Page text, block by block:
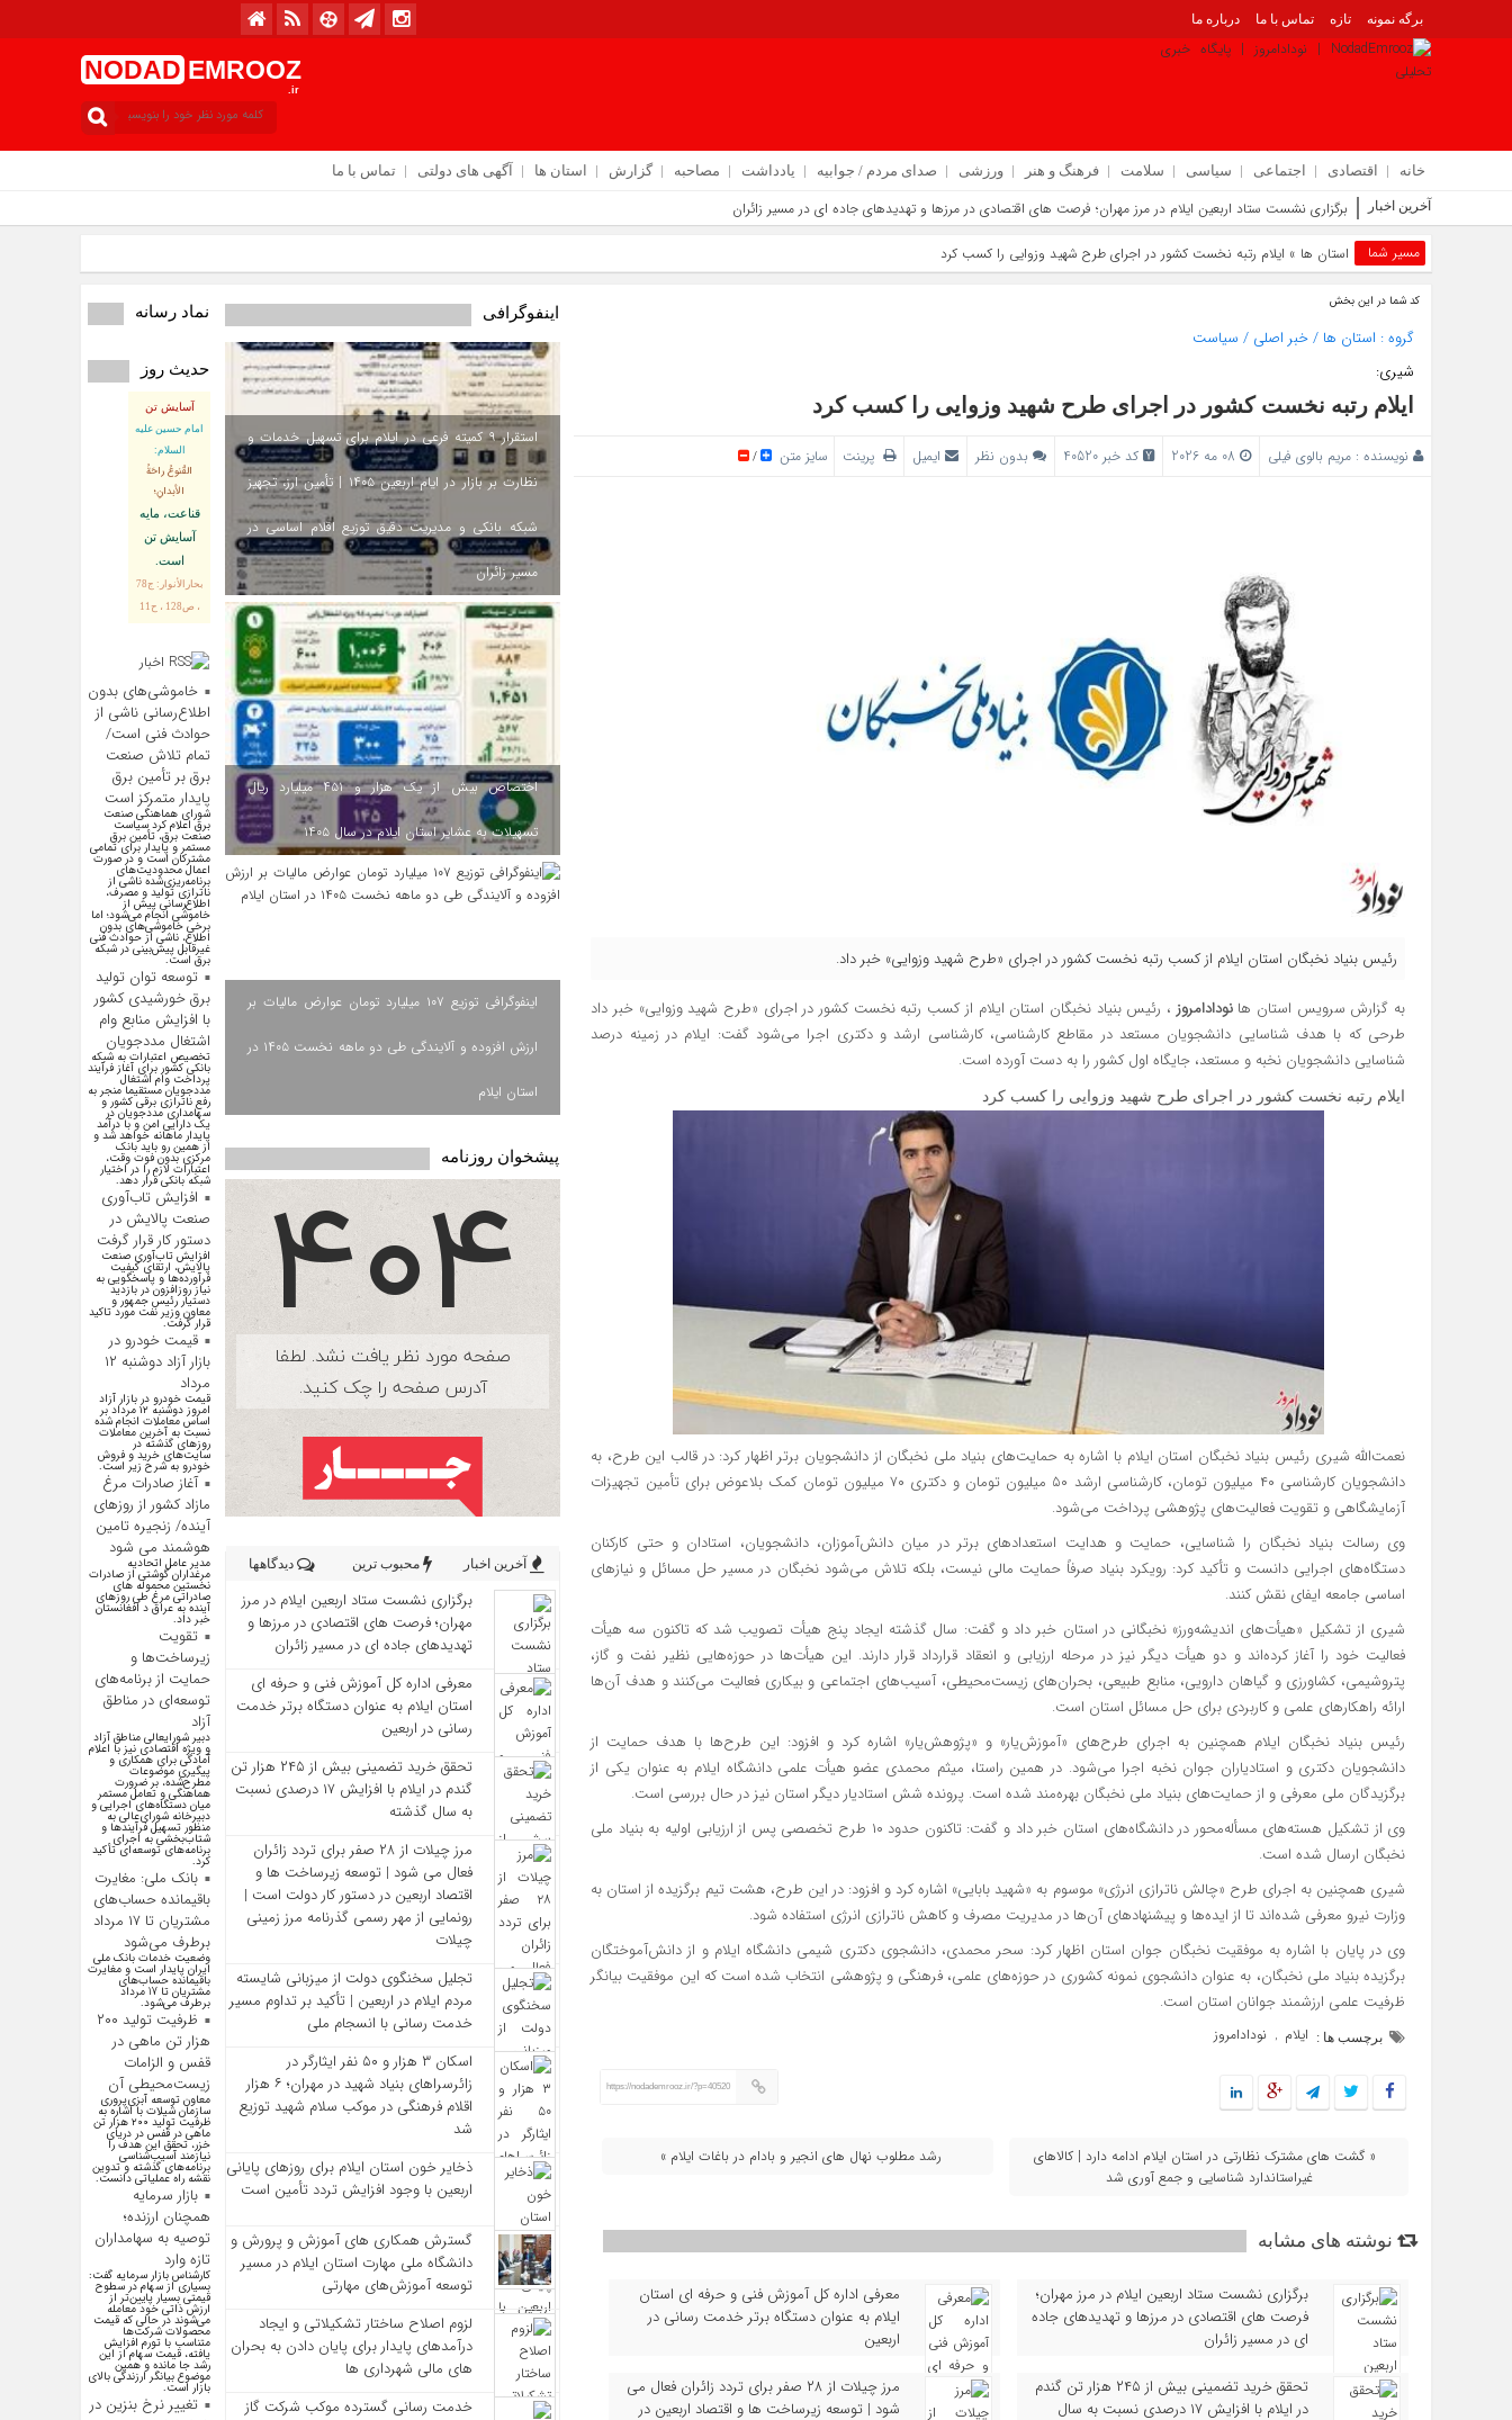
برگه نمونه تازه تماس با ما درباره ما
NODAD EMROOZ
.ir
خانه اقتصادی اجتماعی سیاسی سلامت فرهنگ و هنر ورزشی صدای مردم / جوابیه یادداشت مصاحبه گزارش استان ها آگهی های دولتی تماس با ما
آخرین اخبار
برگزاری نشست ستاد اربعین ایلام در مرز مهران؛ فرصت‌ های اقتصادی در مرزها و تهدیدهای جاده‌ ای در مسیر زائران
معرفی اداره کل آموزش فنی و حرفه‌ ای استان ایلام به‌ عنوان دستگاه برتر خدمت‌ رسانی در اربعین
تحقق خرید تضمینی بیش از ۲۴۵ هزار تن گندم در ایلام با افزایش ۱۷ درصدی نسبت به سال گذشته
مرز چیلات از ۲۸ صفر برای تردد زائران فعال می‌ شود | توسعه زیرساخت‌ ها و اقتصاد اربعین در دستور کار دولت است | رونمایی از مهر رسمی گذرنامه مرز زمینی چیلات
تجلیل سخنگوی دولت از میزبانی شایسته مردم ایلام در اربعین | تأکید بر تداوم مسیر خدمت‌ رسانی با انسجام ملی
اسکان ۳ هزار و ۵۰ نفر ایثارگر در زائرسراهای بنیاد شهید در مهران؛ ۶ هزار اقلام فرهنگی در موکب سلام شهید توزیع شد
ذخایر خون استان ایلام برای روزهای پایانی اربعین با وجود افزایش تردد تأمین است
گسترش همکاری‌ های آموزش و پرورش و دانشگاه ملی مهارت استان ایلام در مسیر توسعه آموزش‌های مهارتی
امروز : دوشنبه / ۱۲ مرداد / ۱۴۰۵
مسیر شما استان ها » ایلام رتبه نخست کشور در اجرای طرح شهید وزوایی را کسب کرد
کد شما در این بخش
گروه : استان ها /خبر اصلی / سیاست
شیری:
ایلام رتبه نخست کشور در اجرای طرح شهید وزوایی را کسب کرد
نویسنده : مریم بالوی فیلی کد خبر 40520 بدون نظر ایمیل پرینت سایز متن /
رئیس بنیاد نخبگان استان ایلام از کسب رتبه نخست کشور در اجرای «طرح شهید وزوایی» خبر داد.
به گزارش سرویس استان هانودادامروز، رئیس بنیاد نخبگان استان ایلام از کسب رتبه نخست کشور در اجرای «طرح شهید وزوایی» خبر داد
طرحی که با هدف شناسایی دانشجویان مستعد در مقاطع کارشناسی، کارشناسی ارشد و دکتری اجرا می‌شود گفت: ایلام در زمینه درصد
شناسایی دانشجویان نخبه و مستعد، جایگاه اول کشور را به دست آورده است.
ایلام رتبه نخست کشور در اجرای طرح شهید وزوایی را کسب کرد
نعمت‌الله شیری رئیس بنیاد نخبگان استان ایلام با اشاره به حمایت‌های بنیاد ملی نخبگان از دانشجویان برتر اظهار کرد: در قالب این طرح، به
دانشجویان کارشناسی ۴۰ میلیون تومان، کارشناسی ارشد ۵۰ میلیون تومان و دکتری ۷۰ میلیون تومان کمک بلاعوض برای تأمین تجهیزات
آزمایشگاهی و تقویت فعالیت‌های پژوهشی پرداخت می‌شود.
وی رسالت بنیاد نخبگان را شناسایی، حمایت و هدایت استعدادهای برتر در میان دانش‌آموزان، دانشجویان، استادان و حتی کارکنان
دستگاه‌های اجرایی دانست و تأکید کرد: رویکرد بنیاد صرفاً حمایت مالی نیست، بلکه تلاش می‌شود نخبگان در مسیر حل مسائل و نیازهای
اساسی جامعه ایفای نقش کنند.
شیری از تشکیل «هیأت‌های اندیشه‌ورز» نخبگانی در استان خبر داد و گفت: سال گذشته ایجاد پنج هیأت تصویب شد که تاکنون سه هیأت
فعالیت خود را آغاز کرده‌اند و دو هیأت دیگر نیز در مرحله ارزیابی و انعقاد قرارداد قرار دارند. این هیأت‌ها در حوزه‌هایی نظیر نفت و گاز،
پتروشیمی، کشاورزی و گیاهان دارویی، منابع طبیعی، بحران‌های زیست‌محیطی، آسیب‌های اجتماعی و بیکاری فعالیت می‌کنند و هدف آن‌ها
ارائه راهکارهای علمی و کاربردی برای حل مسائل استان است.
رئیس بنیاد نخبگان ایلام همچنین به اجرای طرح‌های «آموزش‌یار» و «پژوهش‌یار» اشاره کرد و افزود: این طرح‌ها با هدف حمایت از
دانشجویان دکتری و استادیاران جوان نخبه اجرا می‌شود. در همین راستا، میثم محمدی عضو هیأت علمی دانشگاه ایلام به عنوان یکی از
برگزیدگان ملی معرفی و از حمایت‌های بنیاد ملی نخبگان بهره‌مند شده است. پرونده شش استادیار دیگر استان نیز در حال بررسی است.
وی از تشکیل هسته‌های مسأله‌محور در دانشگاه‌های استان خبر داد و گفت: تاکنون حدود ۱۰ طرح تخصصی پس از ارزیابی اولیه به بنیاد ملی
نخبگان ارسال شده است.
شیری همچنین به اجرای طرح «چالش ناترازی انرژی» موسوم به «شهید بابایی» اشاره کرد و افزود: در این طرح، هشت تیم برگزیده از استان به
وزارت نیرو معرفی شده‌اند تا از ایده‌ها و پیشنهادهای آن‌ها در مدیریت مصرف و کاهش ناترازی انرژی استفاده شود.
وی در پایان با اشاره به موفقیت نخبگان جوان استان اظهار کرد: سحر محمدی، دانشجوی دکتری شیمی دانشگاه ایلام و از دانش‌آموختگان
برگزیده بنیاد ملی نخبگان، به عنوان دانشجوی نمونه کشوری در حوزه‌های علمی، فرهنگی و پژوهشی انتخاب شده است که این موفقیت بیانگر
ظرفیت علمی ارزشمند جوانان استان است.
برچسب ها : ایلام , نودادامروز
https://nodademrooz.ir/?p=40520
« گشت‌ های مشترک نظارتی در استان ایلام ادامه دارد | کالاهای
غیراستاندارد شناسایی و جمع‌ آوری شد
رشد مطلوب نهال‌ های انجیر و بادام در باغات ایلام »
نوشته های مشابه
برگزاری نشست ستاد اربعین ایلام در مرز مهران؛
فرصت‌ های اقتصادی در مرزها و تهدیدهای جاده‌
ای در مسیر زائران
معرفی اداره کل آموزش فنی و حرفه‌ ای استان
ایلام به‌ عنوان دستگاه برتر خدمت‌ رسانی در
اربعین
تحقق خرید تضمینی بیش از ۲۴۵ هزار تن گندم
در ایلام با افزایش ۱۷ درصدی نسبت به سال
مرز چیلات از ۲۸ صفر برای تردد زائران فعال می‌
شود | توسعه زیرساخت‌ ها و اقتصاد اربعین در
اینفوگرافی
استقرار ۹ کمیته فرعی در ایلام برای تسهیل خدمات و
نظارت بر بازار در ایام اربعین ۱۴۰۵ | تأمین ارز، تجهیز
شبکه بانکی و مدیریت دقیق توزیع اقلام اساسی در
مسیر زائران
اختصاص بیش از یک هزار و ۴۵۱ میلیارد ریال
تسهیلات به عشایر استان ایلام در سال ۱۴۰۵
اینفوگرافی توزیع ۱۰۷ میلیارد تومان عوارض مالیات بر
ارزش افزوده و آلایندگی طی دو ماهه نخست ۱۴۰۵ در
استان ایلام
پیشخوان روزنامه
آخرین اخبار محبوب ترین دیدگاهها
برگزاری نشست ستاد اربعین ایلام در مرز
مهران؛ فرصت‌ های اقتصادی در مرزها و
تهدیدهای جاده‌ ای در مسیر زائران
معرفی اداره کل آموزش فنی و حرفه‌ ای
استان ایلام به‌ عنوان دستگاه برتر خدمت‌
رسانی در اربعین
تحقق خرید تضمینی بیش از ۲۴۵ هزار تن
گندم در ایلام با افزایش ۱۷ درصدی نسبت
به سال گذشته
مرز چیلات از ۲۸ صفر برای تردد زائران
فعال می‌ شود | توسعه زیرساخت‌ ها و
اقتصاد اربعین در دستور کار دولت است |
رونمایی از مهر رسمی گذرنامه مرز زمینی
چیلات
تجلیل سخنگوی دولت از میزبانی شایسته
مردم ایلام در اربعین | تأکید بر تداوم مسیر
خدمت‌ رسانی با انسجام ملی
اسکان ۳ هزار و ۵۰ نفر ایثارگر در
زائرسراهای بنیاد شهید در مهران؛ ۶ هزار
اقلام فرهنگی در موکب سلام شهید توزیع
شد
ذخایر خون استان ایلام برای روزهای پایانی
اربعین با وجود افزایش تردد تأمین است
گسترش همکاری‌ های آموزش و پرورش و
دانشگاه ملی مهارت استان ایلام در مسیر
توسعه آموزش‌های مهارتی
لزوم اصلاح ساختار تشکیلاتی و ایجاد
درآمدهای پایدار برای پایان دادن به بحران‌
های مالی شهرداری‌ ها
خدمت رسانی گسترده موکب شرکت گاز
نماد رسانه
حدیث روز
آسایش تن
امام حسین علیه
السلام:
القُنوعُ راحَةُ
الأبدانِ؛
قناعت، مايه
آسايش تن
است.
بحارالأنوار: ج78
، ص128 ، ح11
اخبار
اقتصادی
خاموشی‌های بدون
اطلاع‌رسانی ناشی از
حوادث فنی است/
تمام تلاش صنعت
برق بر تأمین برق
پایدار متمرکز است
شورای هماهنگی صنعت
برق اعلام کرد سیاست
صنعت برق، تأمین برق
مستمر و پایدار برای تمامی
مشترکان است و در صورت
اعمال محدودیت‌های
برنامه‌ریزی‌شده ناشی از
ناترازی تولید و مصرف،
اطلاع‌رسانی پیش از
خاموشی انجام می‌شود؛ اما
برخی خاموشی‌های بدون
اطلاع، ناشی از حوادث فنی
غیرقابل پیش‌بینی در شبکه
برق است.
توسعه توان تولید
برق خورشیدی کشور
با افزایش منابع وام
اشتغال مددجویان
تخصیص اعتبارات به شبکه
بانکی کشور برای آغاز فرآیند
پرداخت وام اشتغال
مددجویان مستقیما منجر به
رفع ناترازی برقی کشور و
سهامداری مددجویان در
یک دارایی امن و با درآمد
پایدار ماهانه خواهد شد و
از همین رو باید بانک
مرکزی بدون فوت وقت،
اعتبارات لازم را در اختیار
شبکه بانکی قرار دهد.
افزایش تاب‌آوری
صنعت پالایش در
دستور کار قرار گرفت
افزایش تاب‌آوری صنعت
پالایش، ارتقای کیفیت
فرآورده‌ها و پاسخگویی به
نیاز روزافزون در بازدید
دستیار رئیس جمهور و
معاون وزیر نفت مورد تاکید
قرار گرفت.
قیمت خودرو در
بازار آزاد دوشنبه ۱۲
مرداد
قیمت خودرو در بازار آزاد
امروز دوشنبه ۱۲ مرداد بر
اساس معاملات انجام شده
نسبت به آخرین معاملات
روز‌های گذشته در
سایت‌های خرید و فروش
خودرو به شرح زیر است.
آغاز صادرات مرغ
مازاد کشور از روزهای
آینده/ زنجیره تامین
هوشمند می شود
مدیر عامل اتحادیه
مرغداران گوشتی از صادرات
نخستین محموله های
صادراتی مرغ طی روزهای
آینده به عراق د افغانستان
خبر داد.
تقویت
زیرساخت‌ها و
حمایت از برنامه‌های
توسعه‌ای در مناطق
آزاد
دبیر شورایعالی مناطق آزاد
و ویژه اقتصادی نیز با اعلام
آمادگی برای همکاری و
پیگیری موضوعات
مطرح‌شده، بر ضرورت
هماهنگی و تعامل مستمر
میان دستگاه‌های اجرایی و
دبیرخانه شورای‌عالی به
منظور تسهیل فرآیند‌ها و
شتاب‌بخشی به اجرای
برنامه‌های توسعه‌ای تأکید
کرد.
بانک ملی: مغایرت
باقیمانده حساب‌های
مشتریان تا ۱۷ مرداد
برطرف می‌شود
وضعیت خدمات بانک ملی
ایران پایدار است و مغایرت‌
باقیمانده حساب‌های
مشتریان تا 17 مرداد
برطرف می‌شود.
ظرفیت تولید ۲۰۰
هزار تن ماهی در
قفس و الزامات
زیست‌محیطی آن
معاون توسعه آبزی‌پروری
سازمان شیلات با اشاره به
ظرفیت تولید ۲۰۰ هزار تن
ماهی در قفس در دریای
خزر، تحقق این هدف را
نیازمند آسیب‌شناسی
برنامه‌های گذشته و تدوین
نقشه راه عملیاتی دانست.
بازار سرمایه
همچنان ارزنده؛
توصیه به سهامداران
تازه وارد
کارشناس بازار سرمایه گفت:
بسیاری از سهام در سطوح
قیمتی بسیار پایین‌تر از
ارزش ذاتی خود معامله
می‌شوند در حالی که قیمت
محصولات شرکت‌ها
متناسب با تورم افزایش
یافته، قیمت سهام از این
رشد جا مانده و همین
موضوع بیانگر ارزندگی بالای
بازار است.
تغییر نرخ بنزین در